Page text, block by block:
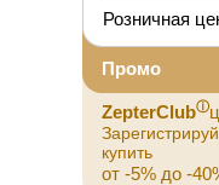
Розничная
Промо
ZepterClubⓘ
купить
от -5% до -